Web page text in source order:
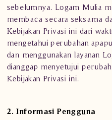
sebelumnya. Logam Mulia
membaca secara seksama
Kebijakan Privasi ini dari
mengetahui perubahan
dan menggunakan layanan
dianggap menyetujui
Kebijakan Privasi ini.
2. Informasi Pengguna